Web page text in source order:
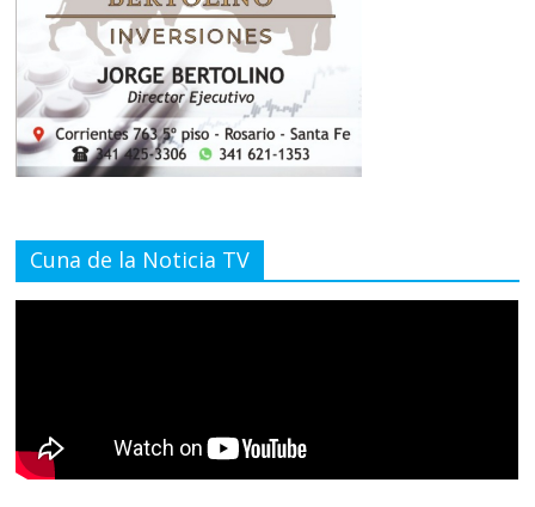
Cuna de la Noticia TV